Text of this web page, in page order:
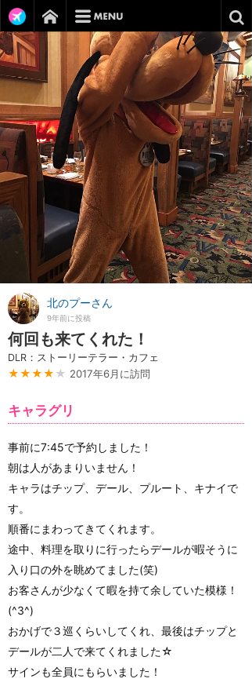
北のプーさん
9年前に投稿
何回も来てくれた！
DLR：ストーリーテラー・カフェ
★★★★ ★ 2017年6月に訪問
キャラグリ
事前に7:45で予約しました！
朝は人があまりいません！
キャラはチップ、デール、プルート、キナイで
す。
順番にまわってきてくれます。
途中、料理を取りに行ったらデールが暇そうに
入り口の外を眺めてました(笑)
お客さんが少なくて暇を持て余していた模様！
(^3^)
おかげで３巡くらいしてくれ、最後はチップと
デールが二人で来てくれました☆
サインも全員にもらいました！